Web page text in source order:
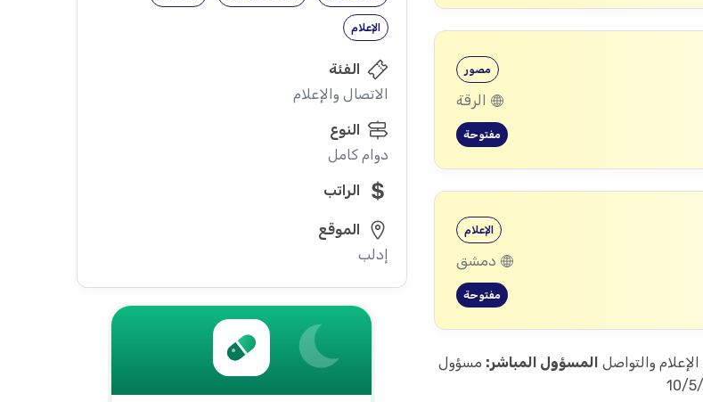
مصور
الرقة
مفتوحة
الإعلام
دمشق
مفتوحة
الإعلام والتواصل المسؤول المباشر: مسؤول
الإعلام
الفئة
الاتصال والإعلام
النوع
دوام كامل
الراتب
الموقع
إدلب